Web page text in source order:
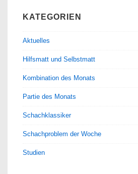
KATEGORIEN
Aktuelles
Hilfsmatt und Selbstmatt
Kombination des Monats
Partie des Monats
Schachklassiker
Schachproblem der Woche
Studien